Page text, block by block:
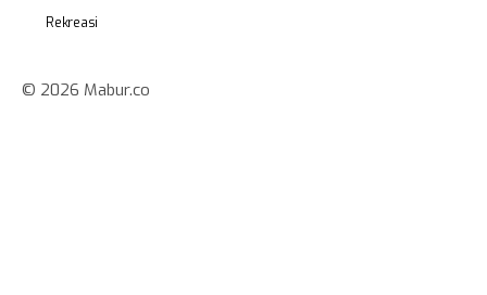
Rekreasi
© 2026 Mabur.co